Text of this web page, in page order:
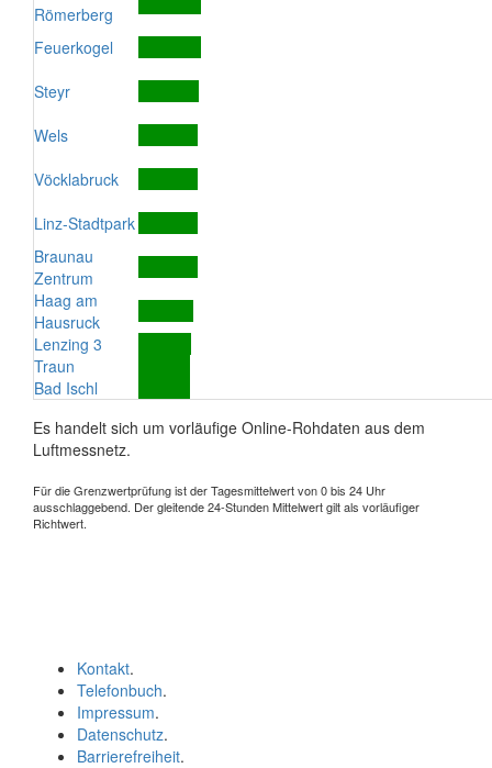
Römerberg
Feuerkogel
Steyr
Wels
Vöcklabruck
Linz-Stadtpark
Braunau
Zentrum
Haag am
Hausruck
Lenzing 3
Traun
Bad Ischl
Es handelt sich um vorläufige Online-Rohdaten aus dem
Luftmessnetz.
Für die Grenzwertprüfung ist der Tagesmittelwert von 0 bis 24 Uhr
ausschlaggebend. Der gleitende 24-Stunden Mittelwert gilt als vorläufiger
Richtwert.
Kontakt.
Telefonbuch.
Impressum.
Datenschutz.
Barrierefreiheit.